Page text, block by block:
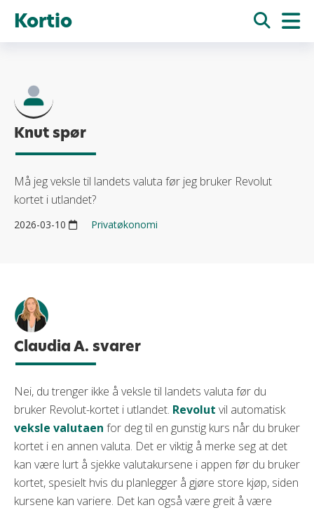
Kortio
Knut spør
Må jeg veksle til landets valuta før jeg bruker Revolut
kortet i utlandet?
2026-03-10 Privatøkonomi
Claudia A. svarer
Nei, du trenger ikke å veksle til landets valuta før du
bruker Revolut-kortet i utlandet. Revolut vil automatisk
veksle valutaen for deg til en gunstig kurs når du bruker
kortet i en annen valuta. Det er viktig å merke seg at det
kan være lurt å sjekke valutakursene i appen før du bruker
kortet, spesielt hvis du planlegger å gjøre store kjøp, siden
kursene kan variere. Det kan også være greit å være